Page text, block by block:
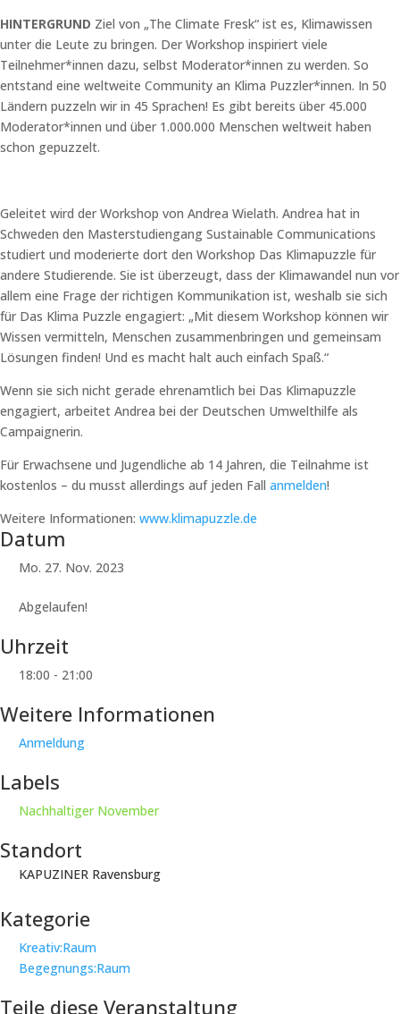
HINTERGRUND Ziel von „The Climate Fresk“ ist es, Klimawissen
unter die Leute zu bringen. Der Workshop inspiriert viele
Teilnehmer*innen dazu, selbst Moderator*innen zu werden. So
entstand eine weltweite Community an Klima Puzzler*innen. In 50
Ländern puzzeln wir in 45 Sprachen! Es gibt bereits über 45.000
Moderator*innen und über 1.000.000 Menschen weltweit haben
schon gepuzzelt.
Geleitet wird der Workshop von Andrea Wielath. Andrea hat in
Schweden den Masterstudiengang Sustainable Communications
studiert und moderierte dort den Workshop Das Klimapuzzle für
andere Studierende. Sie ist überzeugt, dass der Klimawandel nun vor
allem eine Frage der richtigen Kommunikation ist, weshalb sie sich
für Das Klima Puzzle engagiert: „Mit diesem Workshop können wir
Wissen vermitteln, Menschen zusammenbringen und gemeinsam
Lösungen finden! Und es macht halt auch einfach Spaß.“
Wenn sie sich nicht gerade ehrenamtlich bei Das Klimapuzzle
engagiert, arbeitet Andrea bei der Deutschen Umwelthilfe als
Campaignerin.
Für Erwachsene und Jugendliche ab 14 Jahren, die Teilnahme ist
kostenlos – du musst allerdings auf jeden Fall anmelden!
Weitere Informationen: www.klimapuzzle.de
Datum
Mo. 27. Nov. 2023
Abgelaufen!
Uhrzeit
18:00 - 21:00
Weitere Informationen
Anmeldung
Labels
Nachhaltiger November
Standort
KAPUZINER Ravensburg
Kategorie
Kreativ:Raum
Begegnungs:Raum
Teile diese Veranstaltung